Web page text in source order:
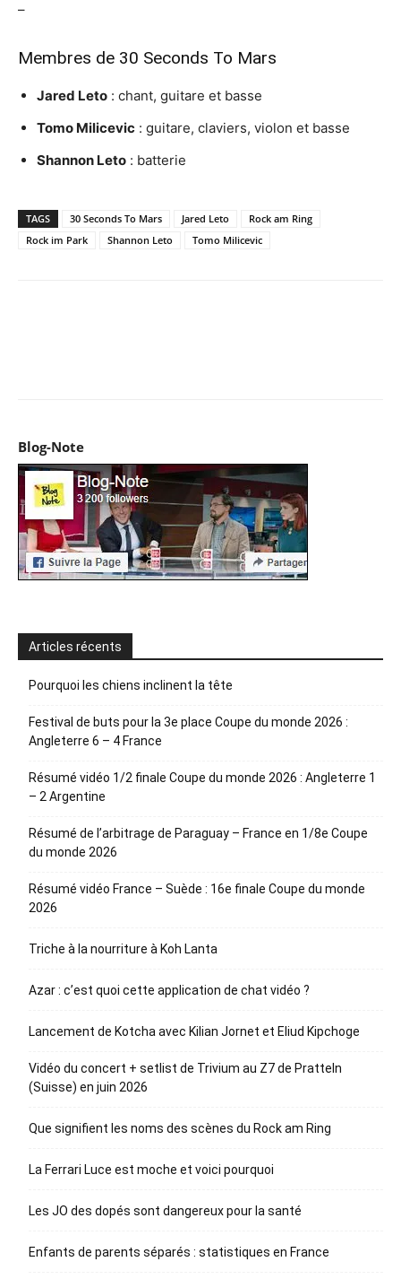
–
Membres de 30 Seconds To Mars
Jared Leto : chant, guitare et basse
Tomo Milicevic : guitare, claviers, violon et basse
Shannon Leto : batterie
TAGS 30 Seconds To Mars Jared Leto
Rock am Ring
Rock im Park
Shannon Leto Tomo Milicevic
Blog-Note
Articles récents
Pourquoi les chiens inclinent la tête
Festival de buts pour la 3e place Coupe du monde 2026 :
Angleterre 6 – 4 France
Résumé vidéo 1/2 finale Coupe du monde 2026 : Angleterre 1
– 2 Argentine
Résumé de l’arbitrage de Paraguay – France en 1/8e Coupe
du monde 2026
Résumé vidéo France – Suède : 16e finale Coupe du monde
2026
Triche à la nourriture à Koh Lanta
Azar : c’est quoi cette application de chat vidéo ?
Lancement de Kotcha avec Kilian Jornet et Eliud Kipchoge
Vidéo du concert + setlist de Trivium au Z7 de Pratteln
(Suisse) en juin 2026
Que signifient les noms des scènes du Rock am Ring
La Ferrari Luce est moche et voici pourquoi
Les JO des dopés sont dangereux pour la santé
Enfants de parents séparés : statistiques en France